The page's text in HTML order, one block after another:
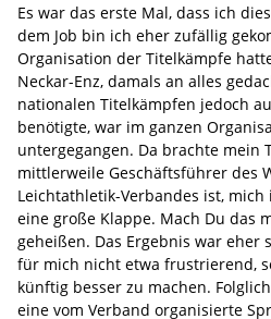
Es war das erste Mal, dass ich
dem Job bin ich eher zufällig
Organisation der Titelkämpfe
Neckar-Enz, damals an alles
nationalen Titelkämpfen jedoch
benötigte, war im ganzen
untergegangen. Da brachte mein
mittlerweile Geschäftsführer des
Leichtathletik-Verbandes ist, mich
eine große Klappe. Mach Du das
geheißen. Das Ergebnis war eher
für mich nicht etwa frustrierend,
künftig besser zu machen.
eine vom Verband organisierte